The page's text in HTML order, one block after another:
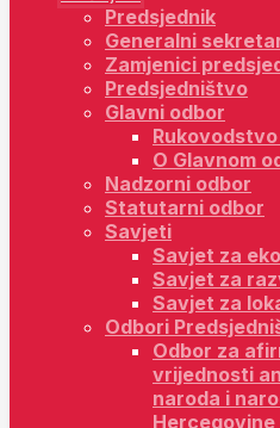
Predsjednik
Generalni
Zamjenici
Predsjedništvo
Glavni odbor
O Glavnom
Nadzorni odbor
Statutarni odbor
Savjeti
Savjet za
Savjet za
Savjet za
Odbori
Odbor za
vrijednosti
naroda i
Hercegovine